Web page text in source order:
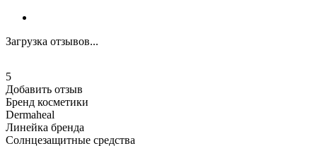
Загрузка отзывов...
5
Добавить отзыв
Бренд косметики
Dermaheal
Линейка бренда
Солнцезащитные средства